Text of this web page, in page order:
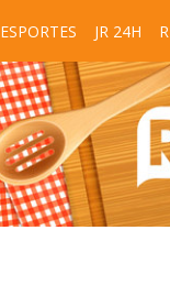
ESPORTES JR 24H